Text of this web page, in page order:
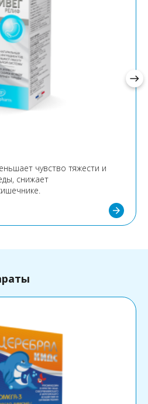
чувство тяжести и
снижает
arrow_forward
east